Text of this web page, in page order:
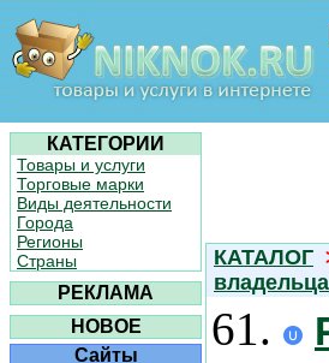
КАТЕГОРИИ
Товары и услуги
Торговые марки
Виды деятельности
Города
Регионы
Страны
РЕКЛАМА
НОВОЕ
Сайты
КАТАЛОГ
61.